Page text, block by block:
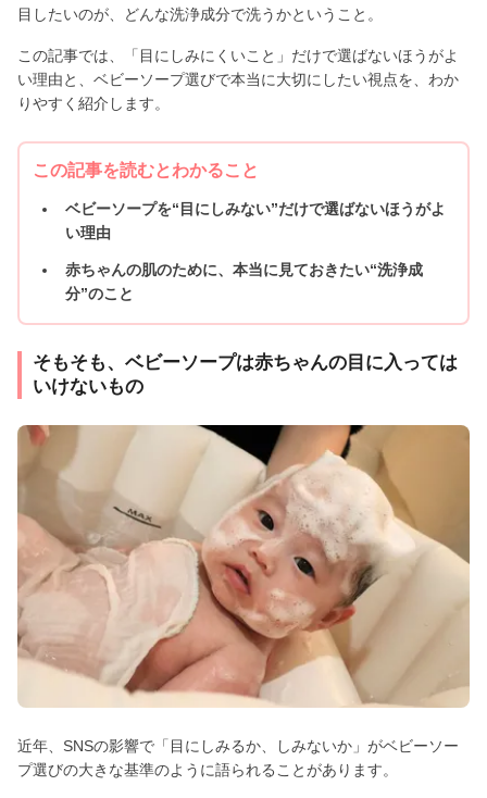
目したいのが、どんな洗浄成分で洗うかということ。
この記事では、「目にしみにくいこと」だけで選ばないほうがよ
い理由と、ベビーソープ選びで本当に大切にしたい視点を、わか
りやすく紹介します。
この記事を読むとわかること
ベビーソープを“目にしみない”だけで選ばないほうがよ
い理由
赤ちゃんの肌のために、本当に見ておきたい“洗浄成
分”のこと
そもそも、ベビーソープは赤ちゃんの目に入っては
いけないもの
近年、SNSの影響で「目にしみるか、しみないか」がベビーソー
プ選びの大きな基準のように語られることがあります。